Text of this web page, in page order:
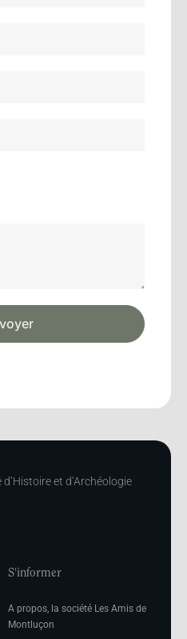
et d’Archéologie
S'informer
A propos, la société Les Amis de
Montluçon